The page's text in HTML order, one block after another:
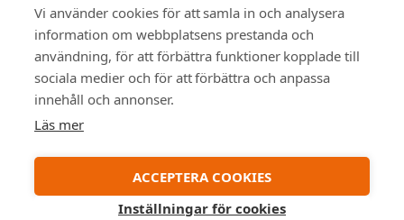
Vi använder cookies för att samla in och analysera
information om webbplatsens prestanda och
användning, för att förbättra funktioner kopplade till
sociala medier och för att förbättra och anpassa
innehåll och annonser.
Läs mer
ACCEPTERA COOKIES
Inställningar för cookies
FÖLJ OSS PÅ SOCIALA MEDIER
SE MER SKOR: dinsko.se